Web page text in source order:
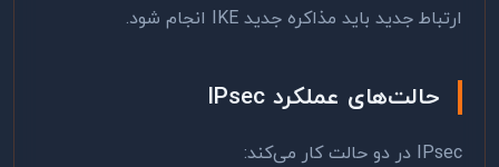
ارتباط جدید باید مذاکره جدید IKE انجام شود.
حالت‌های عملکرد IPsec
IPsec در دو حالت کار می‌کند: